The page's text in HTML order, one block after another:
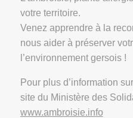
votre territoire.
Venez apprendre à la
nous aider à préserver
l’environnement gersois !
Pour plus d’information
site du Ministère des
www.ambroisie.info